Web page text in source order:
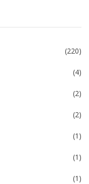
(220)
(4)
(2)
(2)
(1)
(1)
(1)